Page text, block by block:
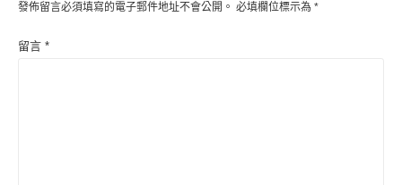
發佈留言必須填寫的電子郵件地址不會公開。 必填欄位標示為 *
留言 *